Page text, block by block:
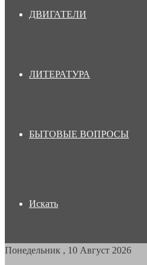
ДВИГАТЕЛИ
ЛИТЕРАТУРА
БЫТОВЫЕ ВОПРОСЫ
Искать
Понедельник , 10 Август 2026